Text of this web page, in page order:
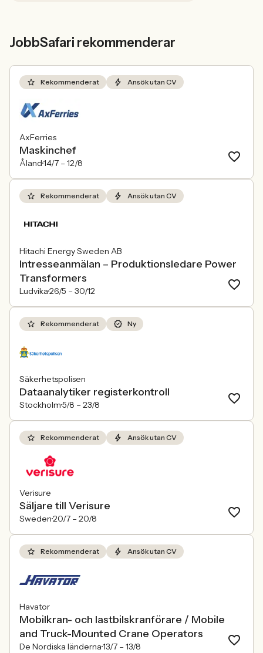
JobbSafari rekommenderar
Rekommenderat Ansök utan CV
AxFerries
Maskinchef
Åland14/7 – 12/8
Rekommenderat Ansök utan CV
Hitachi Energy Sweden AB
Intresseanmälan – Produktionsledare Power
Transformers
Ludvika26/5 – 30/12
Rekommenderat Ny
Säkerhetspolisen
Dataanalytiker registerkontroll
Stockholm5/8 – 23/8
Rekommenderat Ansök utan CV
Verisure
Säljare till Verisure
Sweden20/7 – 20/8
Rekommenderat Ansök utan CV
Havator
Mobilkran- och lastbilskranförare / Mobile
and Truck-Mounted Crane Operators
De Nordiska länderna13/7 – 13/8